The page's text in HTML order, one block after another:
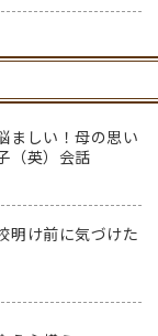
ましい！母の思い
（英）会話
明け前に気づけた